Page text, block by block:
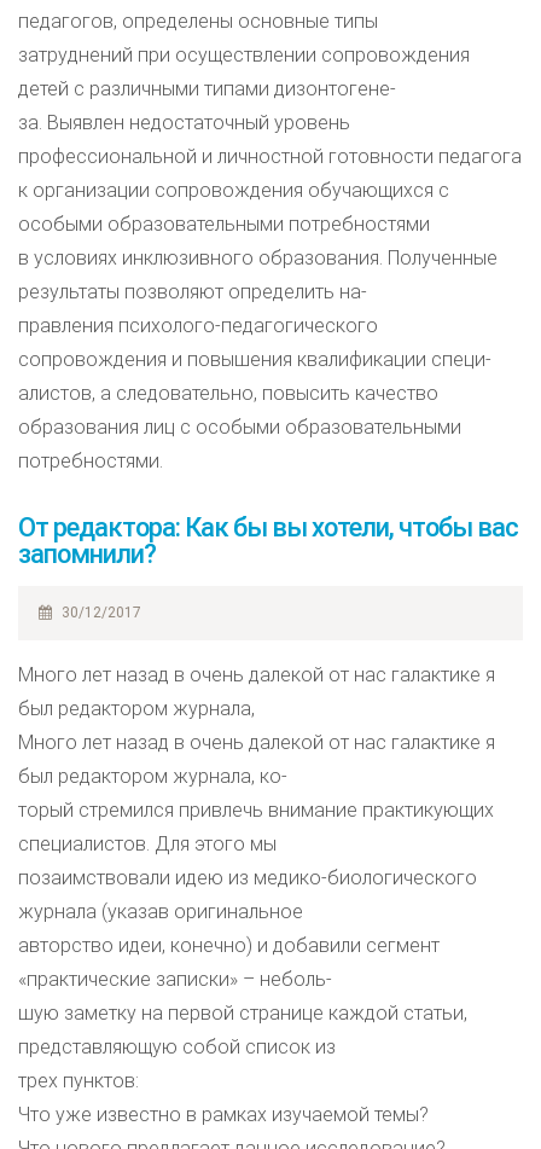
педагогов, определены основные типы
затруднений при осуществлении сопровождения
детей с различными типами дизонтогене-
за. Выявлен недостаточный уровень
профессиональной и личностной готовности педагога
к организации сопровождения обучающихся с
особыми образовательными потребностями
в условиях инклюзивного образования. Полученные
результаты позволяют определить на-
правления психолого-педагогического
сопровождения и повышения квалификации специ-
алистов, а следовательно, повысить качество
образования лиц с особыми образовательными
потребностями.
От редактора: Как бы вы хотели, чтобы вас
запомнили?
30/12/2017
Много лет назад в очень далекой от нас галактике я
был редактором журнала,
Много лет назад в очень далекой от нас галактике я
был редактором журнала, ко-
торый стремился привлечь внимание практикующих
специалистов. Для этого мы
позаимствовали идею из медико-биологического
журнала (указав оригинальное
авторство идеи, конечно) и добавили сегмент
«практические записки» – неболь-
шую заметку на первой странице каждой статьи,
представляющую собой список из
трех пунктов:
Что уже известно в рамках изучаемой темы?